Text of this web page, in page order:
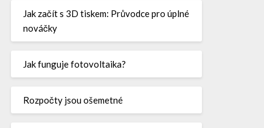
Jak začít s 3D tiskem: Průvodce pro úplné
nováčky
Jak funguje fotovoltaika?
Rozpočty jsou ošemetné